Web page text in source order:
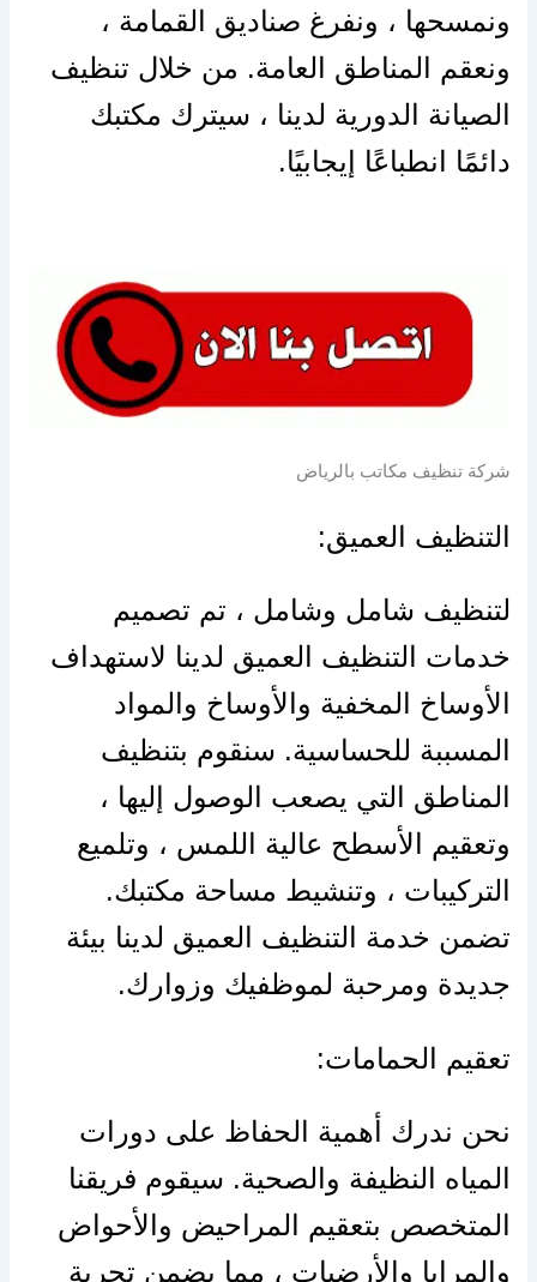
ونمسحها ، ونفرغ صناديق القمامة ،
ونعقم المناطق العامة. من خلال تنظيف
الصيانة الدورية لدينا ، سيترك مكتبك
دائمًا انطباعًا إيجابيًا.
شركة تنظيف مكاتب بالرياض
التنظيف العميق:
لتنظيف شامل وشامل ، تم تصميم
خدمات التنظيف العميق لدينا لاستهداف
الأوساخ المخفية والأوساخ والمواد
المسببة للحساسية. سنقوم بتنظيف
المناطق التي يصعب الوصول إليها ،
وتعقيم الأسطح عالية اللمس ، وتلميع
التركيبات ، وتنشيط مساحة مكتبك.
تضمن خدمة التنظيف العميق لدينا بيئة
جديدة ومرحبة لموظفيك وزوارك.
تعقيم الحمامات:
نحن ندرك أهمية الحفاظ على دورات
المياه النظيفة والصحية. سيقوم فريقنا
المتخصص بتعقيم المراحيض والأحواض
والمرايا والأرضيات ، مما يضمن تجربة